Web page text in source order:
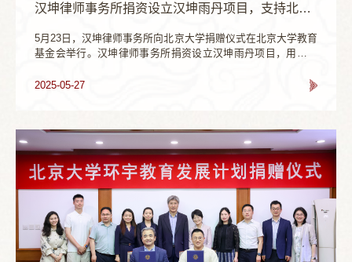
行动回馈这份温暖关怀。肖渊代表学校向付钢校友颁发捐赠证
学生足球协会向付钢校友赠送纪念球衣。活动现场还设置了别
具意义的签名环节，全体嘉宾在纪念足球上留下签名与祝福，
绿茵场上奋勇拼搏，在医学道路上砥砺前行。肖渊向付钢校友
汉坤律师事务所捐资设立汉坤雨丹项目，支持北大数学科学学院发展
5月23日，汉坤律师事务所向北京大学捐赠仪式在北京大学教育
基金会举行。汉坤律师事务所捐资设立汉坤雨丹项目，用于支
的发展，促进其教学科研和人才培养工作。汉坤律师事务所创
常务副主任、数学科学学院原党委副书记孙丽，数学科学学院
院长陈大岳、党委副...
2025-05-27